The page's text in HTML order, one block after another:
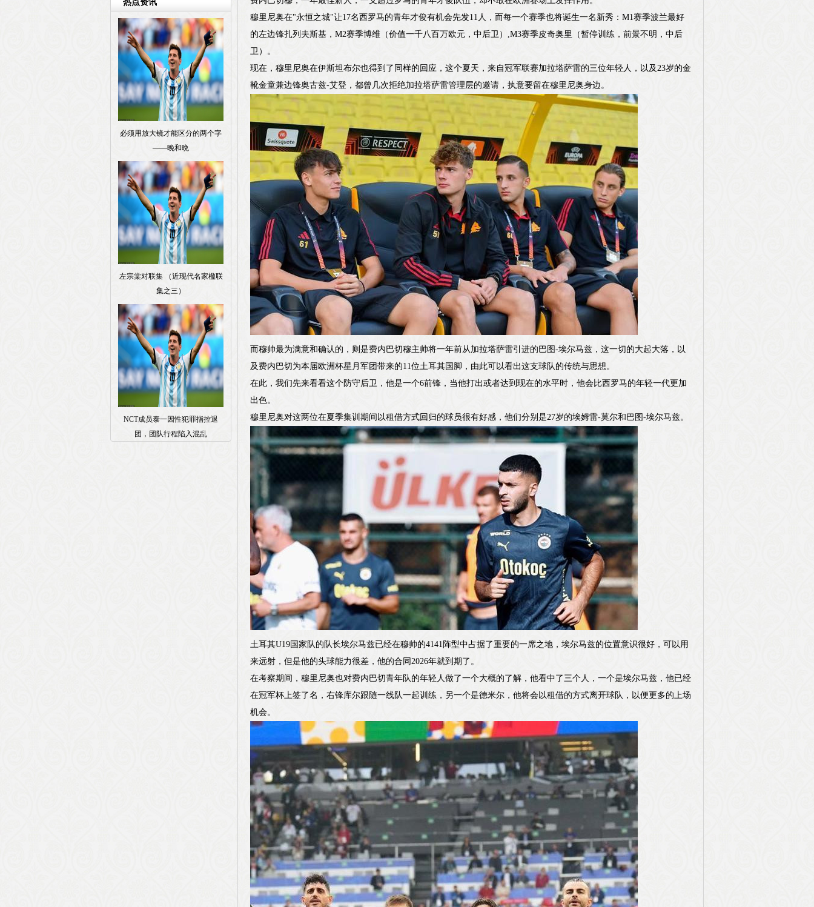
热点资讯
必须用放大镜才能区分的两个字
——晚和晩
左宗棠对联集 （近现代名家楹联
集之三）
NCT成员泰一因性犯罪指控退
团，团队行程陷入混乱
穆里尼奥在"永恒之城"让17名西罗马的青年才俊有机会先发11人，而每一个赛季也将诞生一名新秀：M1赛季波兰最好
的左边锋扎列夫斯基，M2赛季博维（价值一千八百万欧元，中后卫）,M3赛季皮奇奥里（暂停训练，前景不明，中后
卫）。
现在，穆里尼奥在伊斯坦布尔也得到了同样的回应，这个夏天，来自冠军联赛加拉塔萨雷的三位年轻人，以及23岁的金
靴金童兼边锋奥古兹-艾登，都曾几次拒绝加拉塔萨雷管理层的邀请，执意要留在穆里尼奥身边。
而穆帅最为满意和确认的，则是费内巴切穆主帅将一年前从加拉塔萨雷引进的巴图-埃尔马兹，这一切的大起大落，以
及费内巴切为本届欧洲杯星月军团带来的11位土耳其国脚，由此可以看出这支球队的传统与思想。
在此，我们先来看看这个防守后卫，他是一个6前锋，当他打出或者达到现在的水平时，他会比西罗马的年轻一代更加
出色。
穆里尼奥对这两位在夏季集训期间以租借方式回归的球员很有好感，他们分别是27岁的埃姆雷-莫尔和巴图-埃尔马兹。
土耳其U19国家队的队长埃尔马兹已经在穆帅的4141阵型中占据了重要的一席之地，埃尔马兹的位置意识很好，可以用
来远射，但是他的头球能力很差，他的合同2026年就到期了。
在考察期间，穆里尼奥也对费内巴切青年队的年轻人做了一个大概的了解，他看中了三个人，一个是埃尔马兹，他已经
在冠军杯上签了名，右锋库尔跟随一线队一起训练，另一个是德米尔，他将会以租借的方式离开球队，以便更多的上场
机会。